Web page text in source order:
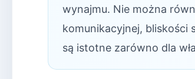
wynajmu. Nie można
komunikacyjnej, bliskości
są istotne zarówno dla